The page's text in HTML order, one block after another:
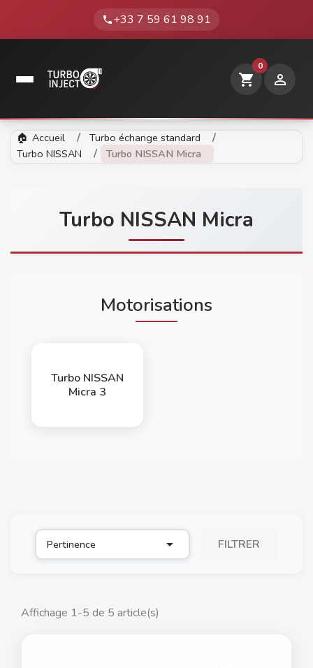
phone+33 7 59 61 98 91
shopping_cart
0

Accueil
Turbo échange standard
Turbo NISSAN
Turbo NISSAN Micra
Turbo NISSAN Micra
Motorisations
Turbo NISSAN
Micra 3
Pertinence  FILTRER
Affichage 1-5 de 5 article(s)